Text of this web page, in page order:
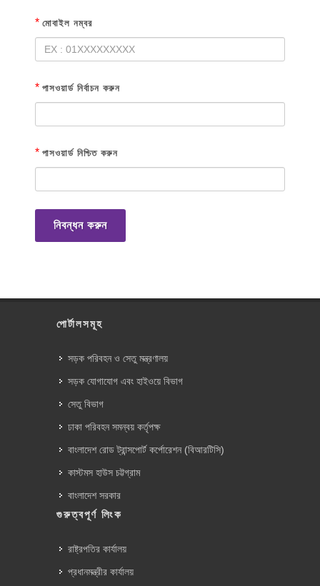
* মোবাইল নম্বর
* পাসওয়ার্ড নির্বাচন করুন
* পাসওয়ার্ড নিশ্চিত করুন
নিবন্ধন করুন
পোর্টালসমূহ
সড়ক পরিবহন ও সেতু মন্ত্রণালয়
সড়ক যোগাযোগ এবং হাইওয়ে বিভাগ
সেতু বিভাগ
ঢাকা পরিবহন সমন্বয় কর্তৃপক্ষ
বাংলাদেশ রোড ট্রান্সপোর্ট কর্পোরেশন (বিআরটিসি)
কাস্টমস হাউস চট্টগ্রাম
বাংলাদেশ সরকার
গুরুত্বপূর্ণ লিংক
রাষ্ট্রপতির কার্যালয়
প্রধানমন্ত্রীর কার্যালয়